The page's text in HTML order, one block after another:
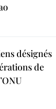
désignés
de